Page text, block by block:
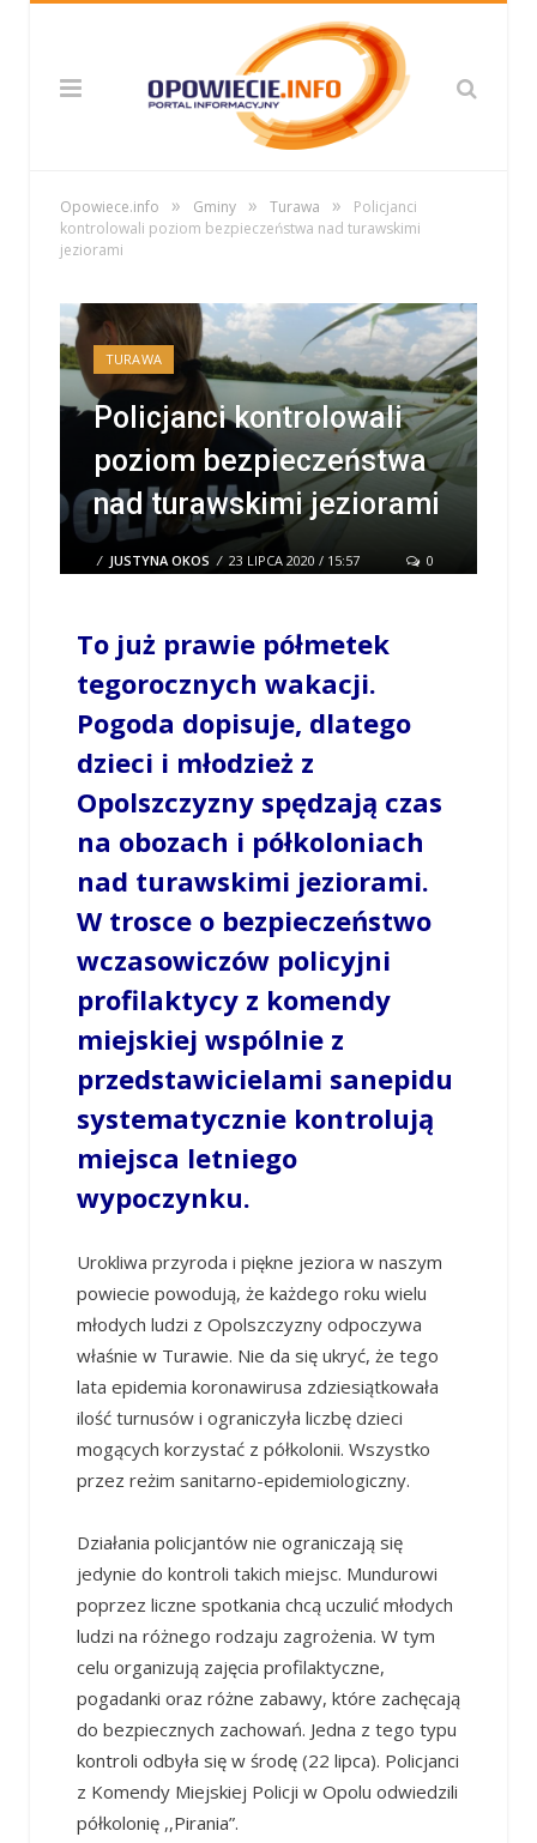
Opowiece.info » Gminy » Turawa »
Policjanci
kontrolowali poziom bezpieczeństwa nad turawskimi
jeziorami
TURAWA
Policjanci kontrolowali
poziom bezpieczeństwa
nad turawskimi jeziorami
/ JUSTYNA OKOS / 23 LIPCA 2020 / 15:57
0
COMMENTS
To już prawie półmetek
tegorocznych wakacji.
Pogoda dopisuje, dlatego
dzieci i młodzież z
Opolszczyzny spędzają czas
na obozach i półkoloniach
nad turawskimi jeziorami.
W trosce o bezpieczeństwo
wczasowiczów policyjni
profilaktycy z komendy
miejskiej wspólnie z
przedstawicielami sanepidu
systematycznie kontrolują
miejsca letniego
wypoczynku.
Urokliwa przyroda i piękne jeziora w naszym
powiecie powodują, że każdego roku wielu
młodych ludzi z Opolszczyzny odpoczywa
właśnie w Turawie. Nie da się ukryć, że tego
lata epidemia koronawirusa zdziesiątkowała
ilość turnusów i ograniczyła liczbę dzieci
mogących korzystać z półkolonii. Wszystko
przez reżim sanitarno-epidemiologiczny.
Działania policjantów nie ograniczają się
jedynie do kontroli takich miejsc. Mundurowi
poprzez liczne spotkania chcą uczulić młodych
ludzi na różnego rodzaju zagrożenia. W tym
celu organizują zajęcia profilaktyczne,
pogadanki oraz różne zabawy, które zachęcają
do bezpiecznych zachowań. Jedna z tego typu
kontroli odbyła się w środę (22 lipca). Policjanci
z Komendy Miejskiej Policji w Opolu odwiedzili
półkolonię ,,Pirania”.